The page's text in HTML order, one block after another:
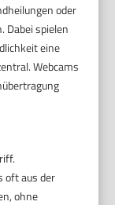
oder
Dabei spielen
eine
Webcams
oft aus der
ohne